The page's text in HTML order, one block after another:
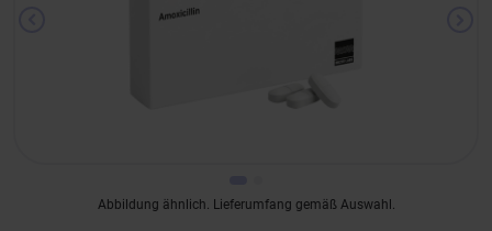
Abbildung ähnlich. Lieferumfang gemäß Auswahl.